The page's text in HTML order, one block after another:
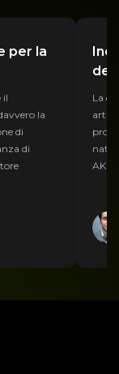
per la
il
la
di
di
La